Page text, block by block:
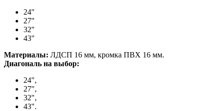
24"
27"
32"
43"
Материалы: ЛДСП 16 мм, кромка ПВХ 16 мм.
Диагональ на выбор:
24",
27",
32",
43".